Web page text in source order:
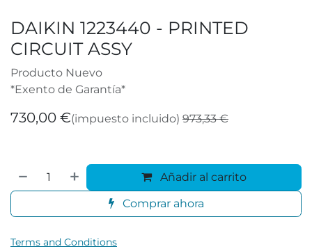
DAIKIN 1223440 - PRINTED
CIRCUIT ASSY
Producto Nuevo
*Exento de Garantía*
730,00 €(impuesto incluido) 973,33€
Añadir al carrito
Comprar ahora
Terms and Conditions